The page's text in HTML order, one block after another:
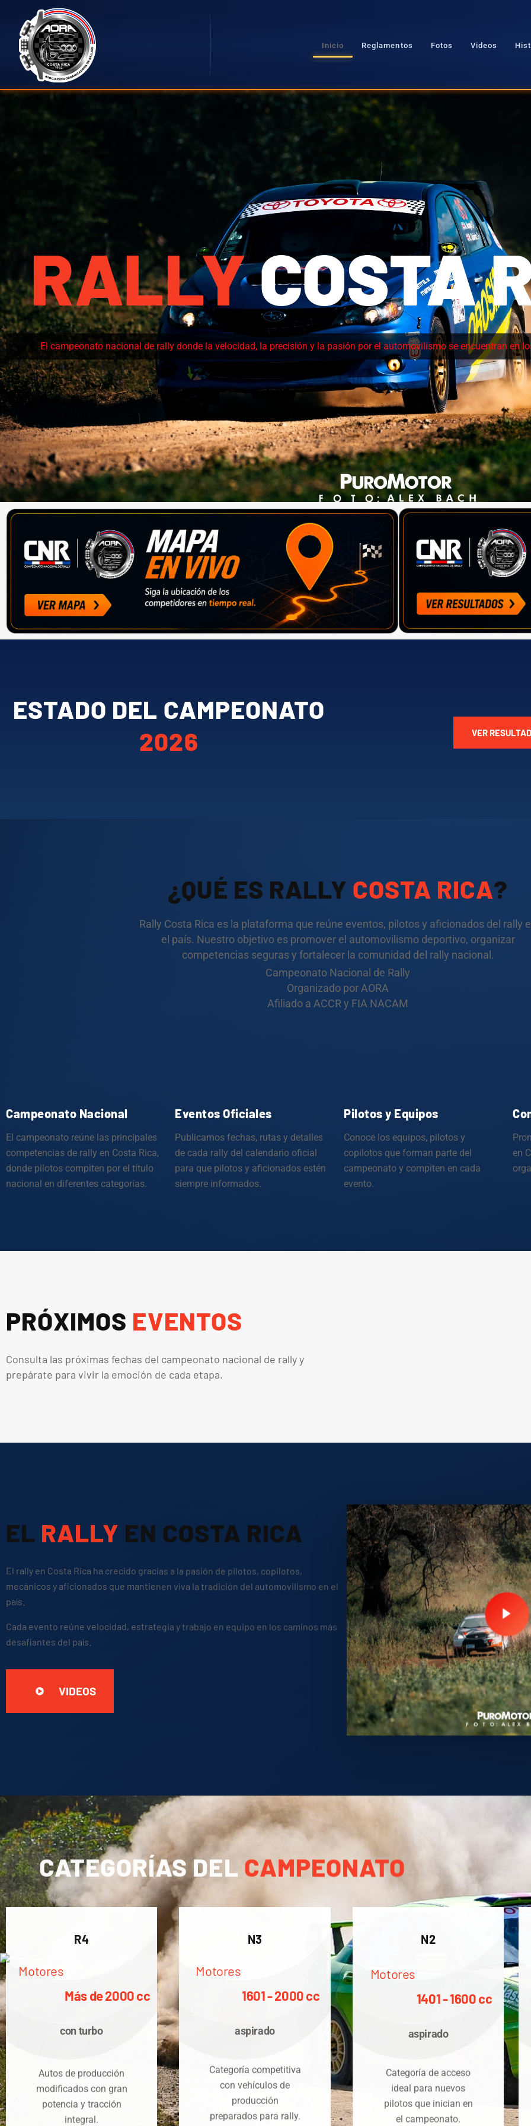
Inicio Reglamentos Fotos Videos
RALLYCOSTA
El campeonato nacional de rally donde la velocidad, la precisión y la pasión por el automovilismo se encuentran en
ESTADO DEL CAMPEONATO
2026
VER
¿QUÉ ES RALLY COSTA RICA?
Rally Costa Rica es la plataforma que reúne eventos, pilotos y aficionados del rally
el país. Nuestro objetivo es promover el automovilismo deportivo, organizar
competencias seguras y fortalecer la comunidad del rally nacional.
Campeonato Nacional de Rally
Organizado por AORA
Afiliado a ACCR y FIA NACAM
Campeonato Nacional
El campeonato reúne las principales
competencias de rally en Costa Rica,
donde pilotos compiten por el título
nacional en diferentes categorías.
Eventos Oficiales
Publicamos fechas, rutas y detalles
de cada rally del calendario oficial
para que pilotos y aficionados estén
siempre informados.
Pilotos y Equipos
Conoce los equipos, pilotos y
copilotos que forman parte del
campeonato y compiten en cada
evento.
en
PRÓXIMOS EVENTOS
Consulta las próximas fechas del campeonato nacional de rally y
prepárate para vivir la emoción de cada etapa.
EL RALLY EN COSTA RICA
El rally en Costa Rica ha crecido gracias a la pasión de pilotos, copilotos,
mecánicos y aficionados que mantienen viva la tradición del automovilismo en el
país.
Cada evento reúne velocidad, estrategia y trabajo en equipo en los caminos más
desafiantes del país.
VIDEOS
CATEGORÍAS DEL CAMPEONATO
R4
Motores
Más de 2000 cc
con turbo
Autos de producción
modificados con gran
potencia y tracción
integral.
N3
Motores
1601 - 2000 cc
aspirado
Categoría competitiva
con vehículos de
producción
preparados para rally.
N2
Motores
1401 - 1600 cc
aspirado
Categoría de acceso
ideal para nuevos
pilotos que inician en
el campeonato.